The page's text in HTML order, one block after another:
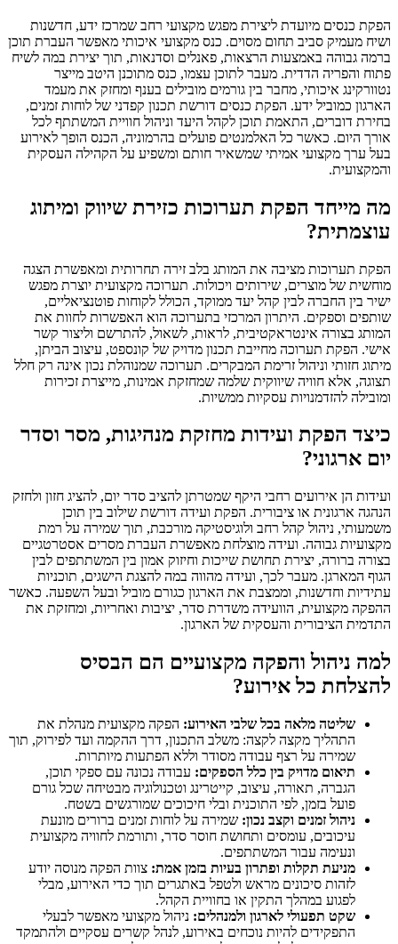
הפקת כנסים מיועדת ליצירת מפגש מקצועי רחב שמרכז ידע, חדשנות
ושיח מעמיק סביב תחום מסוים. כנס מקצועי איכותי מאפשר העברת תוכן
ברמה גבוהה באמצעות הרצאות, פאנלים וסדנאות, תוך יצירת במה לשיח
פתוח והפריה הדדית. מעבר לתוכן עצמו, כנס מתוכנן היטב מייצר
נטוורקינג איכותי, מחבר בין גורמים מובילים בענף ומחזק את מעמד
הארגון כמוביל ידע. הפקת כנסים דורשת תכנון קפדני של לוחות זמנים,
בחירת דוברים, התאמת תוכן לקהל היעד וניהול חוויית המשתתף לכל
אורך היום. כאשר כל האלמנטים פועלים בהרמוניה, הכנס הופך לאירוע
בעל ערך מקצועי אמיתי שמשאיר חותם ומשפיע על הקהילה העסקית
והמקצועית.
מה מייחד הפקת תערוכות כזירת שיווק ומיתוג
עוצמתית?
הפקת תערוכות מציבה את המותג בלב זירה תחרותית ומאפשרת הצגה
מוחשית של מוצרים, שירותים ויכולות. תערוכה מקצועית יוצרת מפגש
ישיר בין החברה לבין קהל יעד ממוקד, הכולל לקוחות פוטנציאליים,
שותפים וספקים. היתרון המרכזי בתערוכה הוא האפשרות לחוות את
המותג בצורה אינטראקטיבית, לראות, לשאול, להתרשם וליצור קשר
אישי. הפקת תערוכה מחייבת תכנון מדויק של קונספט, עיצוב הביתן,
מיתוג חזותי וניהול זרימת המבקרים. תערוכה שמנוהלת נכון אינה רק חלל
תצוגה, אלא חוויה שיווקית שלמה שמחזקת אמינות, מייצרת זכירות
ומובילה להזדמנויות עסקיות ממשיות.
כיצד הפקת ועידות מחזקת מנהיגות, מסר וסדר
יום ארגוני?
ועידות הן אירועים רחבי היקף שמטרתן להציב סדר יום, להציג חזון ולחזק
הנהגה ארגונית או ציבורית. הפקת ועידה דורשת שילוב בין תוכן
משמעותי, ניהול קהל רחב ולוגיסטיקה מורכבת, תוך שמירה על רמת
מקצועיות גבוהה. ועידה מוצלחת מאפשרת העברת מסרים אסטרטגיים
בצורה ברורה, יצירת תחושת שייכות וחיזוק אמון בין המשתתפים לבין
הגוף המארגן. מעבר לכך, ועידה מהווה במה להצגת הישגים, תוכניות
עתידיות וחדשנות, וממצבת את הארגון כגורם מוביל ובעל השפעה. כאשר
ההפקה מקצועית, הוועידה משדרת סדר, יציבות ואחריות, ומחזקת את
התדמית הציבורית והעסקית של הארגון.
למה ניהול והפקה מקצועיים הם הבסיס
להצלחת כל אירוע?
שליטה מלאה בכל שלבי האירוע: הפקה מקצועית מנהלת את
התהליך מקצה לקצה: משלב התכנון, דרך ההקמה ועד לפירוק, תוך
שמירה על רצף עבודה מסודר וללא הפתעות מיותרות.
תיאום מדויק בין כלל הספקים: עבודה נכונה עם ספקי תוכן,
הגברה, תאורה, עיצוב, קייטרינג וטכנולוגיה מבטיחה שכל גורם
פועל בזמן, לפי התוכנית ובלי חיכוכים שמורגשים בשטח.
ניהול זמנים וקצב נכון: שמירה על לוחות זמנים ברורים מונעת
עיכובים, עומסים ותחושת חוסר סדר, ותורמת לחוויה מקצועית
ונעימה עבור המשתתפים.
מניעת תקלות ופתרון בעיות בזמן אמת: צוות הפקה מנוסה יודע
לזהות סיכונים מראש ולטפל באתגרים תוך כדי האירוע, מבלי
לפגוע במהלך התקין או בחוויית הקהל.
שקט תפעולי לארגון ולמנהלים: ניהול מקצועי מאפשר לבעלי
התפקידים להיות נוכחים באירוע, לנהל קשרים עסקיים ולהתמקד